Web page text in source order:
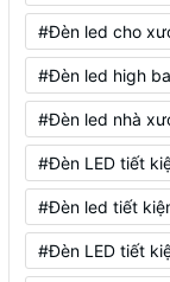
#Đèn led cho
#Đèn led high
#Đèn led nhà
#Đèn LED tiết
#Đèn led tiết
#Đèn LED tiết